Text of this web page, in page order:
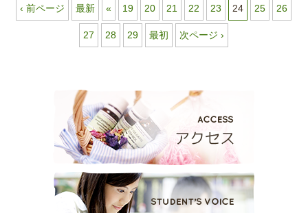
‹ 前ページ 最新 « 19 20 21 22 23 24 25 26
27 28 29 最初 次ページ ›